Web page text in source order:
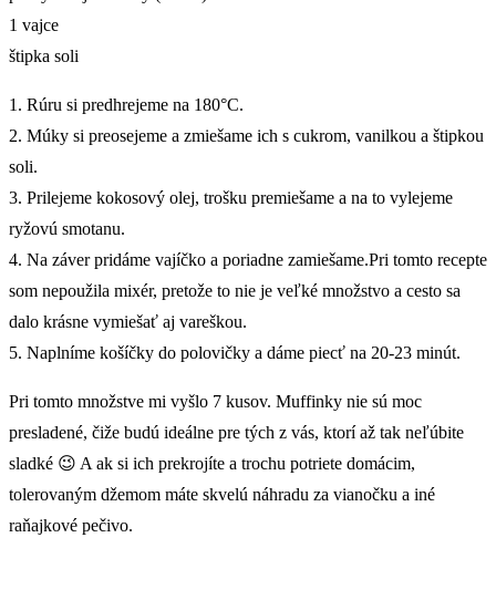
1 vajce
štipka soli
1. Rúru si predhrejeme na 180°C.
2. Múky si preosejeme a zmiešame ich s cukrom, vanilkou a štipkou
soli.
3. Prilejeme kokosový olej, trošku premiešame a na to vylejeme
ryžovú smotanu.
4. Na záver pridáme vajíčko a poriadne zamiešame.Pri tomto recepte
som nepoužila mixér, pretože to nie je veľké množstvo a cesto sa
dalo krásne vymiešať aj vareškou.
5. Naplníme košíčky do polovičky a dáme piecť na 20-23 minút.
Pri tomto množstve mi vyšlo 7 kusov. Muffinky nie sú moc
presladené, čiže budú ideálne pre tých z vás, ktorí až tak neľúbite
sladké 😉 A ak si ich prekrojíte a trochu potriete domácim,
tolerovaným džemom máte skvelú náhradu za vianočku a iné
raňajkové pečivo.